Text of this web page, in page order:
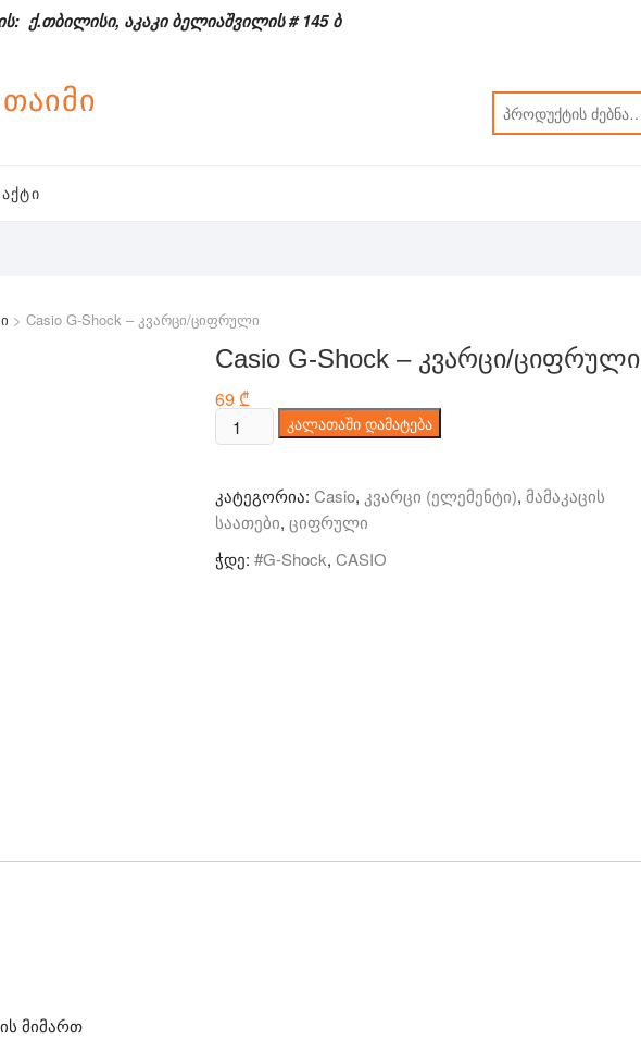
ქ.თბილისი, აკაკი ბელიაშვილის # 145 ბ
> Casio G-Shock – კვარცი/ციფრული
Casio G-Shock – კვარცი/ციფრული
69 ₾
რაოდენობა:
Casio
Shock
-
კვარცი/
ციფრული
კალათაში დამატება
კატეგორია: Casio, კვარცი (ელემენტი), მამაკაცის
საათები, ციფრული
ჭდე: #G-Shock, CASIO
მიმართ